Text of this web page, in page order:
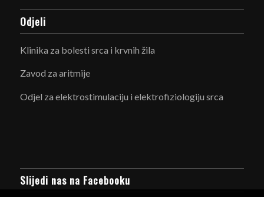
Odjeli
Klinika za bolesti srca i krvnih žila
Zavod za aritmije
Odjel za elektrostimulaciju i elektrofiziologiju srca
Slijedi nas na Facebooku